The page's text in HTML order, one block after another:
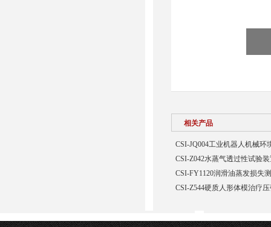
相关产品
CSI-JQ004工业机器人机械
CSI-Z042水蒸气透过性试验
CSI-FY1120润滑油蒸发损失
CSI-Z544硬质人形体模治疗